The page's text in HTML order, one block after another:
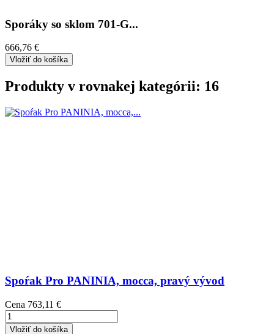
Sporáky so sklom 701-G...
666,76 €
Vložiť do košíka
Produkty v rovnakej kategórii: 16
Spoŕak Pro PANINIA, mocca, pravý vývod
Cena 763,11 €
Vložiť do košíka